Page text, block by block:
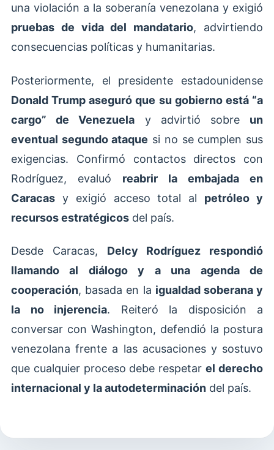
una violación a la soberanía venezolana y exigió
pruebas de vida del mandatario, advirtiendo
consecuencias políticas y humanitarias.
Posteriormente, el presidente estadounidense
Donald Trump aseguró que su gobierno está “a
cargo” de Venezuela y advirtió sobre un
eventual segundo ataque si no se cumplen sus
exigencias. Confirmó contactos directos con
Rodríguez, evaluó reabrir la embajada en
Caracas y exigió acceso total al petróleo y
recursos estratégicos del país.
Desde Caracas, Delcy Rodríguez respondió
llamando al diálogo y a una agenda de
cooperación, basada en la igualdad soberana y
la no injerencia. Reiteró la disposición a
conversar con Washington, defendió la postura
venezolana frente a las acusaciones y sostuvo
que cualquier proceso debe respetarel derecho
internacional y la autodeterminación del país.